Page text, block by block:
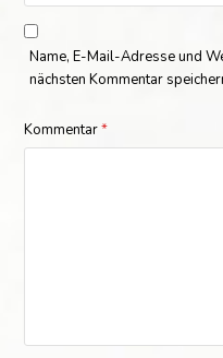
Name, E-Mail-Adresse und
nächsten Kommentar
Kommentar*